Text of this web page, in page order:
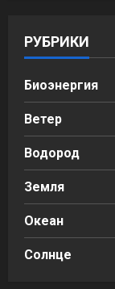
РУБРИКИ
Биоэнергия
Ветер
Водород
Земля
Океан
Солнце